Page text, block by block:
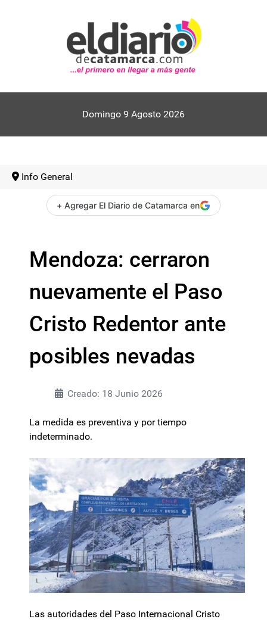
Domingo 9 Agosto 2026
Info General
+ Agregar El Diario de Catamarca en
Mendoza: cerraron
nuevamente el Paso
Cristo Redentor ante
posibles nevadas
Creado: 18 Junio 2026
La medida es preventiva y por tiempo
indeterminado.
Las autoridades del Paso Internacional Cristo